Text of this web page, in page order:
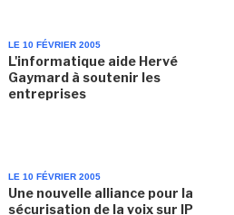
LE 10 FÉVRIER 2005
L'informatique aide Hervé
Gaymard à soutenir les
entreprises
LE 10 FÉVRIER 2005
Une nouvelle alliance pour la
sécurisation de la voix sur IP